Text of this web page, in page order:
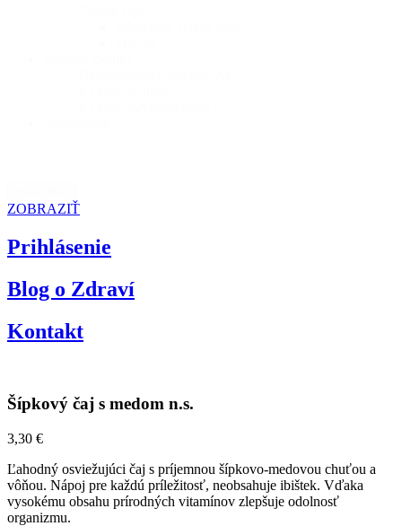
ZOBRAZIŤ
Prihlásenie
Blog o Zdraví
Kontakt
Šípkový čaj s medom n.s.
3,30 €
Ľahodný osviežujúci čaj s príjemnou šípkovo-medovou chuťou a
vôňou. Nápoj pre každú príležitosť, neobsahuje ibištek. Vďaka
vysokému obsahu prírodných vitamínov zlepšuje odolnosť
organizmu.